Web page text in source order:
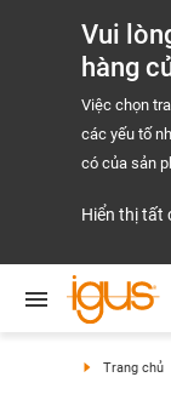
Vui
hàng
Việc chọn
các yếu tố
có của sản
Hiển thị tất
Trang chủ